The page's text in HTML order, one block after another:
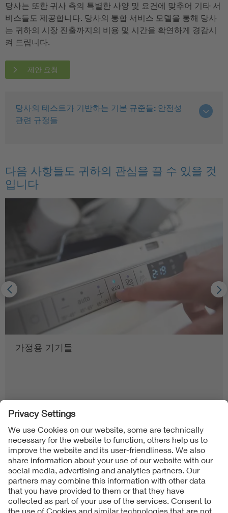
당사는 또한 귀사 측의 특별한 사양 및 요건에 맞추어 기타 서
비스들도 제공합니다. 당사의 통합 서비스 모델을 통해 당사
는 귀하의 시장 진출까지의 비용 및 시간을 확연하게 경감시
켜 드립니다.
제안 요청
당사의 테스트가 기반하는 기본 규준들: 안전성
관련 규정들
다음 사항들도 귀하의 관심을 끌 수 있을 것
입니다
가정용 기기들
Follow us on